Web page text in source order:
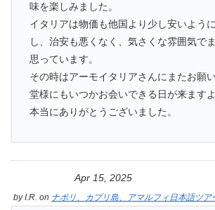
味を楽しみました。
イタリアは物価も他国より少し安いよう
し、治安も悪くなく、気さくな雰囲気で
思っています。
その時はアーモイタリアさんにまたお願
堂様にもいつかお会いできる日が来ますよ
本当にありがとうございました。
Apr 15, 2025
byI.R. on ナポリ、カプリ島、アマルフィ日本語ツア